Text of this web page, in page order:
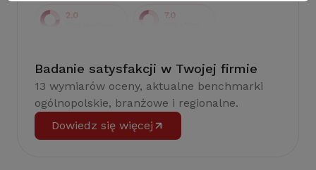
Badanie satysfakcji w Twojej firmie
13 wymiarów oceny, aktualne benchmarki
ogólnopolskie, branżowe i regionalne.
Dowiedz się więcej